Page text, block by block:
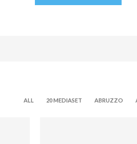
ALL 20 MEDIASET ABRUZZO